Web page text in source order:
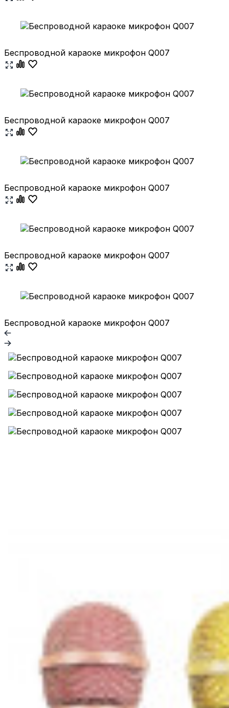
Беспроводной караоке микрофон Q007
Беспроводной караоке микрофон Q007
Беспроводной караоке микрофон Q007
Беспроводной караоке микрофон Q007
Беспроводной караоке микрофон Q007